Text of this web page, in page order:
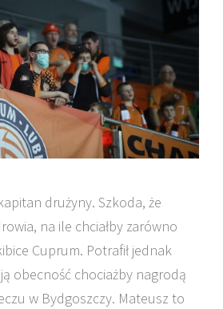
drużyny. Szkoda, że
na ile chciałby zarówno
Cuprum. Potrafił jednak
obecność chociażby nagrodą
w Bydgoszczy. Mateusz to